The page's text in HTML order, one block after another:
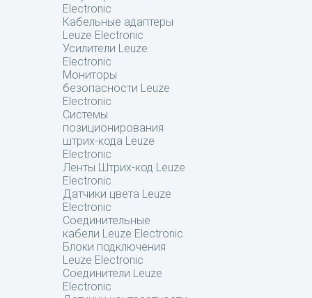
Electronic
Кабельные адаптеры
Leuze Electronic
Усилители Leuze
Electronic
Мониторы
безопасности Leuze
Electronic
Системы
позиционирования
штрих-кода Leuze
Electronic
Ленты Штрих-код Leuze
Electronic
Датчики цвета Leuze
Electronic
Соединительные
кабели Leuze Electronic
Блоки подключения
Leuze Electronic
Соединители Leuze
Electronic